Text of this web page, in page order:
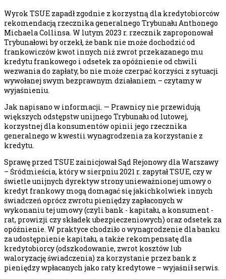
Wyrok TSUE zapadł zgodnie z korzystną dla kredytobiorców
rekomendacją rzecznika generalnego Trybunału Anthonego
Michaela Collinsa. W lutym 2023 r. rzecznik zaproponował
Trybunałowi by orzekł, że bank nie może dochodzić od
frankowiczów kwot innych niż zwrot przekazanego mu
kredytu frankowego i odsetek za opóźnienie od chwili
wezwania do zapłaty, bo nie może czerpać korzyści z sytuacji
wywołanej swym bezprawnym działaniem – czytamy w
wyjaśnieniu.
Jak napisano w informacji. — Prawnicy nie przewidują
większych odstępstw unijnego Trybunału od lutowej,
korzystnej dla konsumentów opinii jego rzecznika
generalnego w kwestii wynagrodzenia za korzystanie z
kredytu.
Sprawę przed TSUE zainicjował Sąd Rejonowy dla Warszawy
– Śródmieścia, który w sierpniu 2021 r. zapytał TSUE, czy w
świetle unijnych dyrektyw strony unieważnionej umowy o
kredyt frankowy mogą domagać się jakichkolwiek innych
świadczeń oprócz zwrotu pieniędzy zapłaconych w
wykonaniu tej umowy (czyli bank - kapitału, a konsument -
rat, prowizji czy składek ubezpieczeniowych) oraz odsetek za
opóźnienie. W praktyce chodziło o wynagrodzenie dla banku
za udostępnienie kapitału, a także rekompensatę dla
kredytobiorcy (odszkodowanie, zwrot kosztów lub
waloryzację świadczenia) za korzystanie przez bank z
pieniędzy wpłacanych jako raty kredytowe – wyjaśnił serwis.